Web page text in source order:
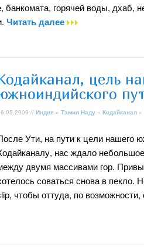
банкомата, горячей воды, дхаб,
Читать далее
цель
// Индия » Тамил Наду » Кодайканал »
Ути, на пути к цели нашего
нас ждало
двумя массивами гор.
соваться снова в пекло.
чтобы оттуда, по